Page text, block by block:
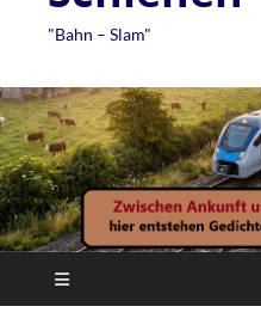
"Bahn – Slam"